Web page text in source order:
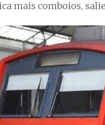
mais comboios,